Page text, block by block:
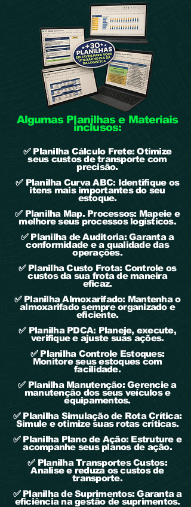
Algumas Planilhas e Materiais
inclusos:
✅ Planilha Cálculo Frete: Otimize
seus custos de transporte com
precisão.
✅ Planilha Curva ABC: Identifique os
itens mais importantes do seu
estoque.
✅ Planilha Map. Processos: Mapeie e
melhore seus processos logísticos.
✅ Planilha de Auditoria: Garanta a
conformidade e a qualidade das
operações.
✅ Planilha Custo Frota: Controle os
custos da sua frota de maneira
eficaz.
✅ Planilha Almoxarifado: Mantenha o
almoxarifado sempre organizado e
eficiente.
✅ Planilha PDCA: Planeje, execute,
verifique e ajuste suas ações.
✅ Planilha Controle Estoques:
Monitore seus estoques com
facilidade.
✅ Planilha Manutenção: Gerencie a
manutenção dos seus veículos e
equipamentos.
✅ Planilha Simulação de Rota Crítica:
Simule e otimize suas rotas críticas.
✅ Planilha Plano de Ação: Estruture e
acompanhe seus planos de ação.
✅ Planilha Transportes Custos:
Analise e reduza os custos de
transporte.
✅ Planilha de Suprimentos: Garanta a
eficiência na gestão de suprimentos.